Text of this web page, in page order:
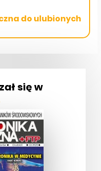
do ulubionych
się w